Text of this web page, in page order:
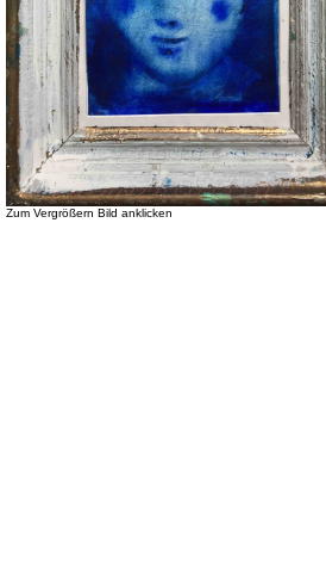
Zum Vergrößern Bild anklicken